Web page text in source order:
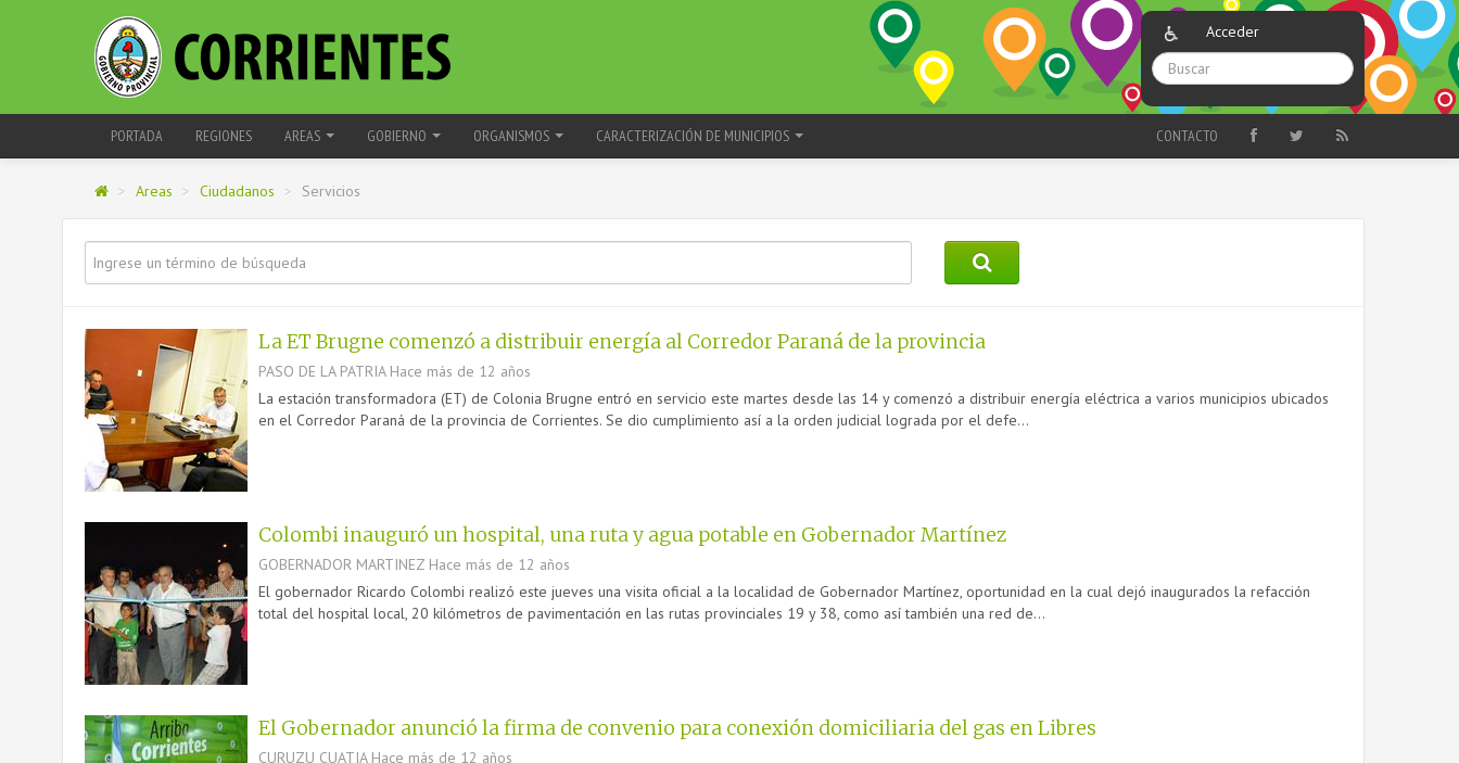
Acceder
PORTADA REGIONES AREAS GOBIERNO ORGANISMOS CARACTERIZACIÓN DE MUNICIPIOS CONTACTO
> Areas > Ciudadanos > Servicios
La ET Brugne comenzó a distribuir energía al Corredor Paraná de la provincia
PASO DE LA PATRIA Hace más de 12 años
La estación transformadora (ET) de Colonia Brugne entró en servicio este martes desde las 14 y comenzó a distribuir energía eléctrica a varios municipios ubicados
en el Corredor Paraná de la provincia de Corrientes. Se dio cumplimiento así a la orden judicial lograda por el defe...
Colombi inauguró un hospital, una ruta y agua potable en Gobernador Martínez
GOBERNADOR MARTINEZ Hace más de 12 años
El gobernador Ricardo Colombi realizó este jueves una visita oficial a la localidad de Gobernador Martínez, oportunidad en la cual dejó inaugurados la refacción
total del hospital local, 20 kilómetros de pavimentación en las rutas provinciales 19 y 38, como así también una red de...
El Gobernador anunció la firma de convenio para conexión domiciliaria del gas en Libres
CURUZU CUATIA Hace más de 12 años